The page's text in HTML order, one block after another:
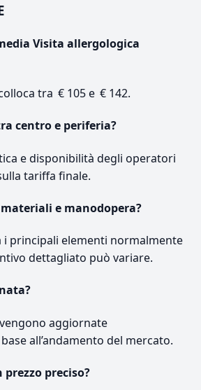
Visita allergologica
tra € 105 e € 142.
centro e periferia?
e disponibilità degli operatori
tariffa finale.
e manodopera?
i principali elementi normalmente
dettagliato può variare.
aggiornate
all’andamento del mercato.
preciso?